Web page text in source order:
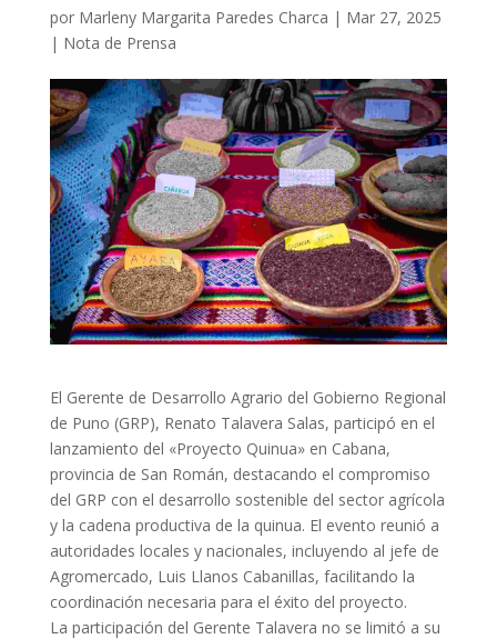
por Marleny Margarita Paredes Charca | Mar 27, 2025
| Nota de Prensa
El Gerente de Desarrollo Agrario del Gobierno Regional
de Puno (GRP), Renato Talavera Salas, participó en el
lanzamiento del «Proyecto Quinua» en Cabana,
provincia de San Román, destacando el compromiso
del GRP con el desarrollo sostenible del sector agrícola
y la cadena productiva de la quinua. El evento reunió a
autoridades locales y nacionales, incluyendo al jefe de
Agromercado, Luis Llanos Cabanillas, facilitando la
coordinación necesaria para el éxito del proyecto.
La participación del Gerente Talavera no se limitó a su